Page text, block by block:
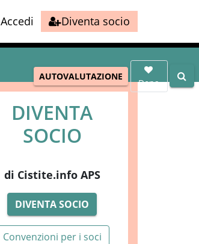
Accedi Diventa socio
AUTOVALUTAZIONE
Dona
DIVENTA
SOCIO
di Cistite.info APS
DIVENTA SOCIO
Convenzioni per i soci